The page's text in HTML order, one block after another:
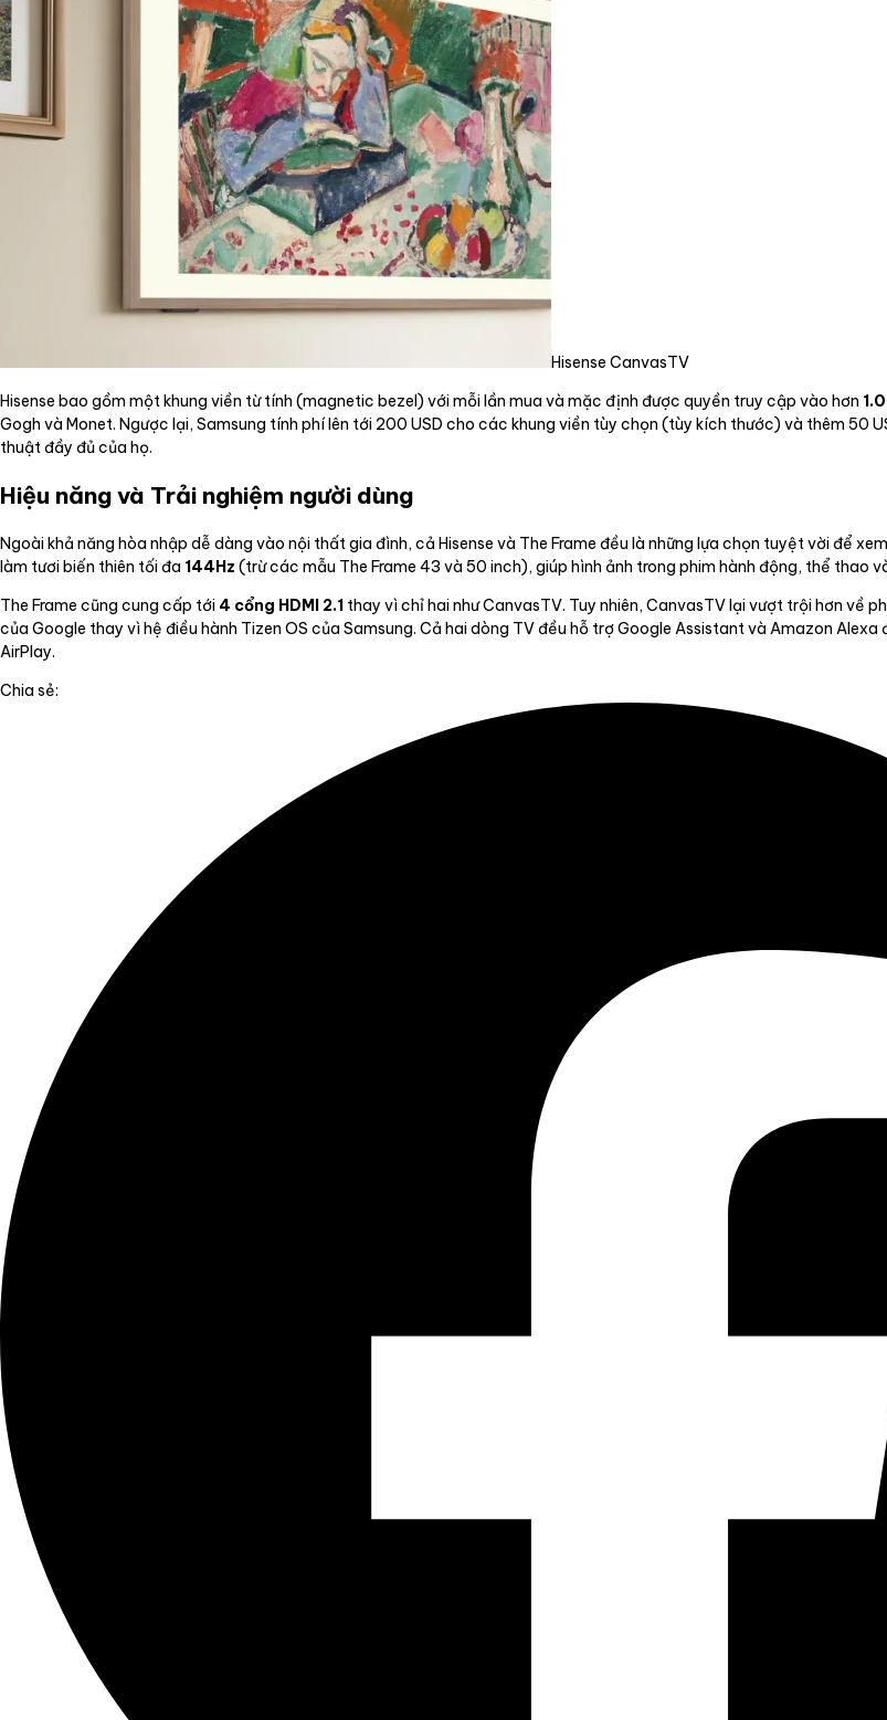
Hisense CanvasTV
Hisense bao gồm một khung viền từ tính (magnetic bezel) với mỗi lần mua và mặc định được quyền truy cập vào hơn
Gogh và Monet. Ngược lại, Samsung tính phí lên tới 200 USD cho các khung viền tùy chọn (tùy kích thước) và thêm 50
thuật đầy đủ của họ.
Hiệu năng và Trải nghiệm người dùng
Ngoài khả năng hòa nhập dễ dàng vào nội thất gia đình, cả Hisense và The Frame đều là những lựa chọn tuyệt vời để
làm tươi biến thiên tối đa 144Hz (trừ các mẫu The Frame 43 và 50 inch), giúp hình ảnh trong phim hành động, thể thao
The Frame cũng cung cấp tới 4 cổng HDMI 2.1 thay vì chỉ hai như CanvasTV. Tuy nhiên, CanvasTV lại vượt trội hơn về
của Google thay vì hệ điều hành Tizen OS của Samsung. Cả hai dòng TV đều hỗ trợ Google Assistant và Amazon Alexa
AirPlay.
Chia sẻ: